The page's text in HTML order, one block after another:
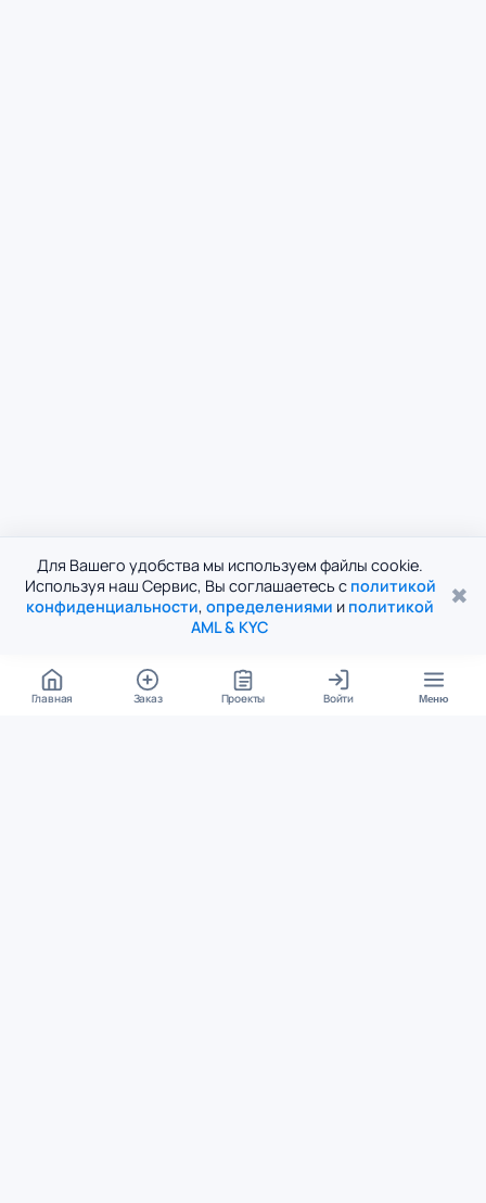
Для Вашего удобства мы используем файлы cookie.
Используя наш Сервис, Вы соглашаетесь с политикой
конфиденциальности, определениями и политикой
AML & KYC
✖
Главная Заказ Проекты Войти Меню